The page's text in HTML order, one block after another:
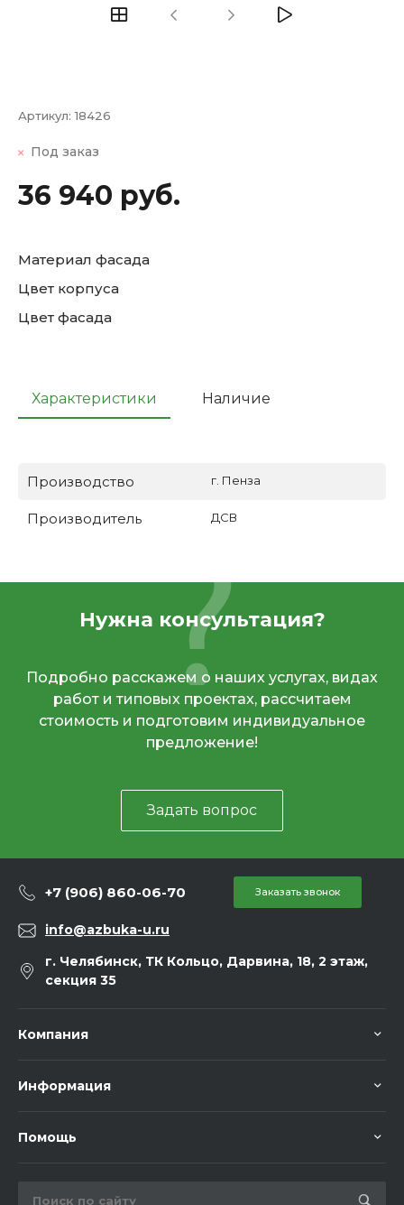
Артикул:18426
Под заказ
36 940 руб.
Материал фасада
Цвет корпуса
Цвет фасада
Характеристики Наличие
Производство г. Пенза
Производитель ДСВ
Нужна консультация?
Подробно расскажем о наших услугах, видах
работ и типовых проектах, рассчитаем
стоимость и подготовим индивидуальное
предложение!
Задать вопрос
+7 (906) 860-06-70 Заказать звонок
info@azbuka-u.ru
г. Челябинск, ТК Кольцо, Дарвина, 18, 2 этаж,
секция 35
Компания
Информация
Помощь